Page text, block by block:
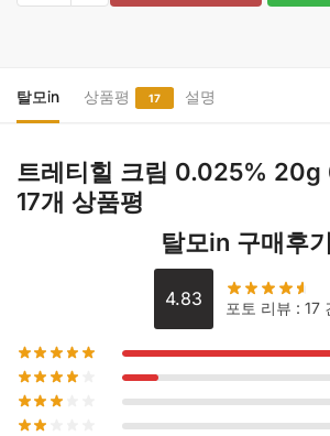
림
0.025%
6
개
탈모in 상품평 17 설명
트레티힐 크림 0.025% 20g
17개 상품평
탈모in 구매후기
4.83 포토 리뷰 : 17